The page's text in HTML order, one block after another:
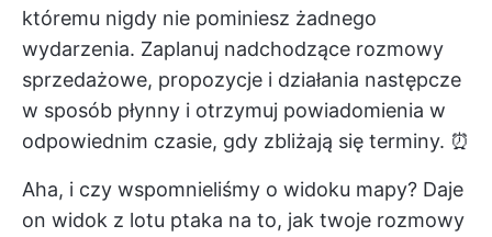
któremu nigdy nie pominiesz żadnego
wydarzenia. Zaplanuj nadchodzące rozmowy
sprzedażowe, propozycje i działania następcze
w sposób płynny i otrzymuj powiadomienia w
odpowiednim czasie, gdy zbliżają się terminy. ⏰
Aha, i czy wspomnieliśmy o widoku mapy? Daje
on widok z lotu ptaka na to, jak twoje rozmowy